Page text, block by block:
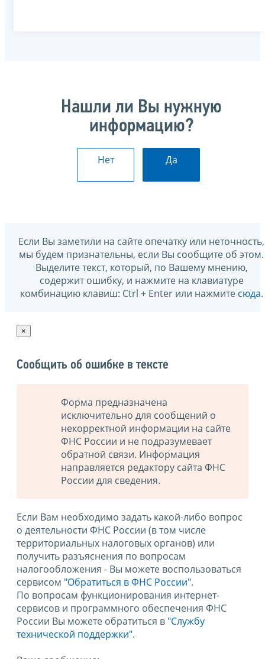
Нашли ли Вы нужную
информацию?
Нет Да
Если Вы заметили на сайте опечатку или неточность,
мы будем признательны, если Вы сообщите об этом.
Выделите текст, который, по Вашему мнению,
содержит ошибку, и нажмите на клавиатуре
комбинацию клавиш: Ctrl + Enter или нажмите сюда.
×
Сообщить об ошибке в тексте
Форма предназначена
исключительно для сообщений о
некорректной информации на сайте
ФНС России и не подразумевает
обратной связи. Информация
направляется редактору сайта ФНС
России для сведения.
Если Вам необходимо задать какой-либо вопрос
о деятельности ФНС России (в том числе
территориальных налоговых органов) или
получить разъяснения по вопросам
налогообложения - Вы можете воспользоваться
сервисом "Обратиться в ФНС России".
По вопросам функционирования интернет-
сервисов и программного обеспечения ФНС
России Вы можете обратиться в "Службу
технической поддержки".